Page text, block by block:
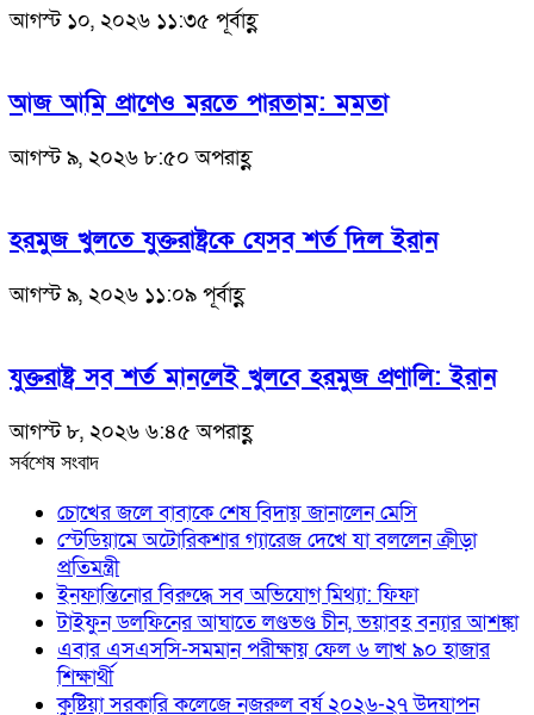
আগস্ট ১০, ২০২৬ ১১:৩৫ পূর্বাহ্ণ
আজ আমি প্রাণেও মরতে পারতাম: মমতা
আগস্ট ৯, ২০২৬ ৮:৫০ অপরাহ্ণ
হরমুজ খুলতে যুক্তরাষ্ট্রকে যেসব শর্ত দিল ইরান
আগস্ট ৯, ২০২৬ ১১:০৯ পূর্বাহ্ণ
যুক্তরাষ্ট্র সব শর্ত মানলেই খুলবে হরমুজ প্রণালি: ইরান
আগস্ট ৮, ২০২৬ ৬:৪৫ অপরাহ্ণ
সর্বশেষ সংবাদ
চোখের জলে বাবাকে শেষ বিদায় জানালেন মেসি
স্টেডিয়ামে অটোরিকশার গ্যারেজ দেখে যা বললেন ক্রীড়া
প্রতিমন্ত্রী
ইনফান্তিনোর বিরুদ্ধে সব অভিযোগ মিথ্যা: ফিফা
টাইফুন ডলফিনের আঘাতে লণ্ডভণ্ড চীন, ভয়াবহ বন্যার আশঙ্কা
এবার এসএসসি-সমমান পরীক্ষায় ফেল ৬ লাখ ৯০ হাজার
শিক্ষার্থী
কুষ্টিয়া সরকারি কলেজে নজরুল বর্ষ ২০২৬-২৭ উদযাপন